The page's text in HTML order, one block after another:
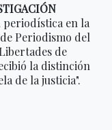
en la
Periodismo del
de
la distinción
de la justicia".